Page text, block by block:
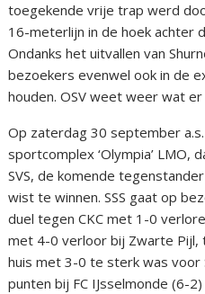
toegekende vrije trap werd
16-meterlijn in de hoek achter
Ondanks het uitvallen van
bezoekers evenwel ook in de
houden. OSV weet weer wat
Op zaterdag 30 september
sportcomplex ‘Olympia’
SVS, de komende
wist te winnen. SSS gaat op
duel tegen CKC met 1-0
met 4-0 verloor bij Zwarte Pijl,
huis met 3-0 te sterk was voor
punten bij FC IJsselmonde (6-